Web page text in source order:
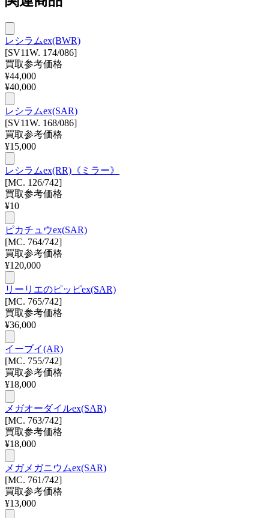
レシラムex(BWR)
[SV11W. 174/086]
買取参考価格
¥44,000
¥40,000
レシラムex(SAR)
[SV11W. 168/086]
買取参考価格
¥15,000
レシラムex(RR)《ミラー》
[MC. 126/742]
買取参考価格
¥10
ピカチュウex(SAR)
[MC. 764/742]
買取参考価格
¥120,000
リーリエのピッピex(SAR)
[MC. 765/742]
買取参考価格
¥36,000
イーブイ(AR)
[MC. 755/742]
買取参考価格
¥18,000
メガオーダイルex(SAR)
[MC. 763/742]
買取参考価格
¥18,000
メガメガニウムex(SAR)
[MC. 761/742]
買取参考価格
¥13,000